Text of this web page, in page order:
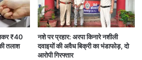
PoliceInterrogation
RAIPURPOLICEACTION
SuspiciousIndividuals
₹40
तलाश
नशे पर प्रहार: अरपा किनारे नशीली
दवाइयों की अवैध बिक्री का भंडाफोड़, दो
आरोपी गिरफ्तार